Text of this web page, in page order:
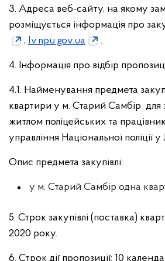
3. Адреса веб-сайту, на якому
розміщується інформація про
, lv.npu.gov.ua .
4. Інформація про відбір
4.1. Найменування предмета
квартири у м. Старий Самбір для
житлом поліцейських та
управління Національної поліції у
Опис предмета закупівлі:
у м. Старий Самбір одна
5. Строк закупівлі (поставка)
2020 року.
6. Строк дії пропозиції: 10